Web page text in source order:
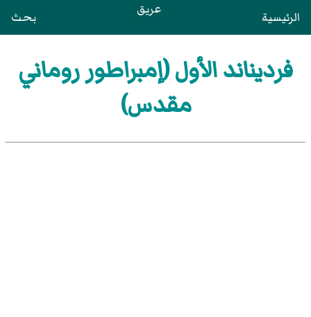
الرئيسية عريق بحث
فرديناند الأول (إمبراطور روماني
مقدس)